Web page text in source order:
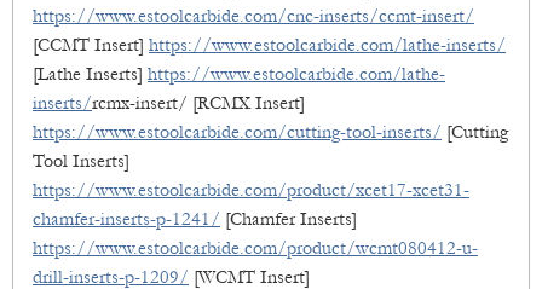
https://www.estoolcarbide.com/cnc-inserts/ccmt-insert/
[CCMT Insert] https://www.estoolcarbide.com/lathe-inserts/
[Lathe Inserts] https://www.estoolcarbide.com/lathe-
inserts/rcmx-insert/ [RCMX Insert]
https://www.estoolcarbide.com/cutting-tool-inserts/ [Cutting
Tool Inserts]
https://www.estoolcarbide.com/product/xcet17-xcet31-
chamfer-inserts-p-1241/ [Chamfer Inserts]
https://www.estoolcarbide.com/product/wcmt080412-u-
drill-inserts-p-1209/ [WCMT Insert]